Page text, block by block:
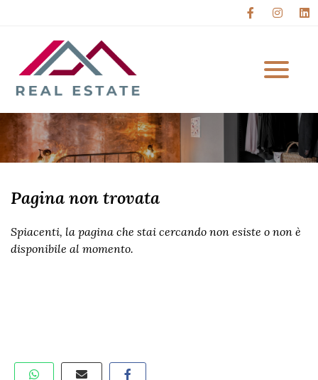
Immobili
Immobili In Vendita
Immobili In Affitto
Chi Siamo
Servizi
Di Cosa Ci Occupiamo
Lascia Una Recensione
Contatti
Pagina non trovata
Spiacenti, la pagina che stai cercando non esiste o non è
disponibile al momento.